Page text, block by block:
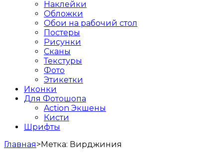
Наклейки
Обложки
Обои на рабочий стол
Постеры
Рисунки
Сканы
Текстуры
Фото
Этикетки
Иконки
Для Фотошопа
Action Экшены
Кисти
Шрифты
Главная>Метка: Вирджиния